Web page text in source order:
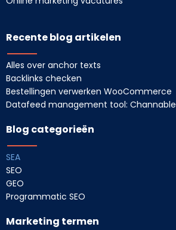
Recente blog artikelen
Alles over anchor texts
Backlinks checken
Bestellingen verwerken WooCommerce
Datafeed management tool: Channable
Blog categorieën
SEA
SEO
GEO
Programmatic SEO
Marketing termen